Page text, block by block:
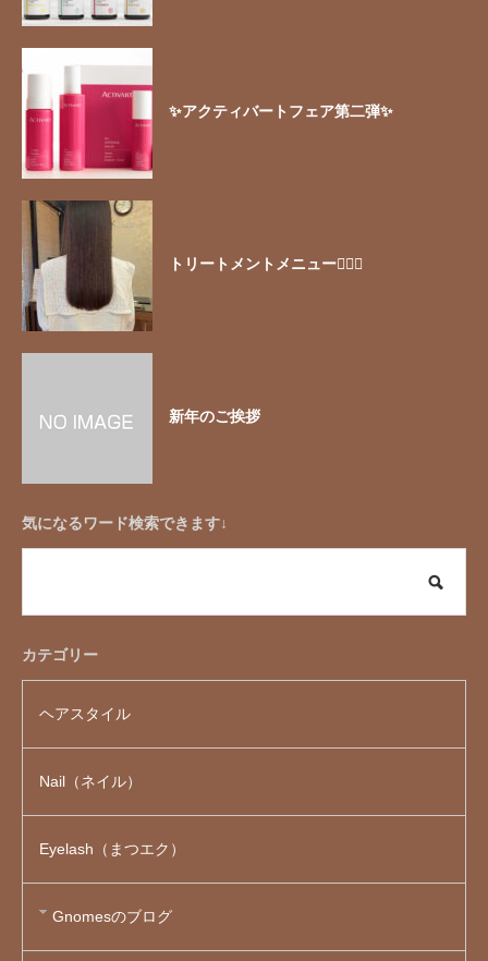
✨アクティバートフェア第二弾✨
トリートメントメニュー🧖🏻‍♀️
新年のご挨拶
気になるワード検索できます↓
カテゴリー
ヘアスタイル
Nail（ネイル）
Eyelash（まつエク）
Gnomesのブログ